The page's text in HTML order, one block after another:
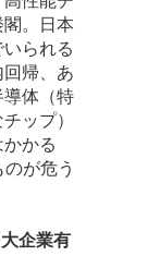
。日本
られる
帰、あ
体（特
ップ）
かる
が危う
企業有